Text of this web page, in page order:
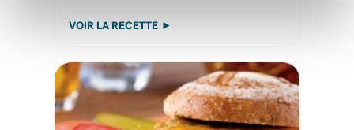
VOIR LA RECETTE